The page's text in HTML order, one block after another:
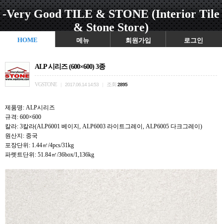
-Very Good TILE & STONE (Interior Tile
& Stone Store)
HOME 메뉴 회원가입 로그인
ALP 시리즈 (600×600) 3종
VGSTONE 2017.06.14 14:53 조회 2895
제품명: ALP시리즈
규격: 600×600
칼라: 3칼라(ALP6001 베이지, ALP6003 라이트그레이, ALP6005 다크그레이)
원산지: 중국
포장단위: 1.44㎡/4pcs/31kg
파렛트단위: 51.84㎡/36box/1,136kg